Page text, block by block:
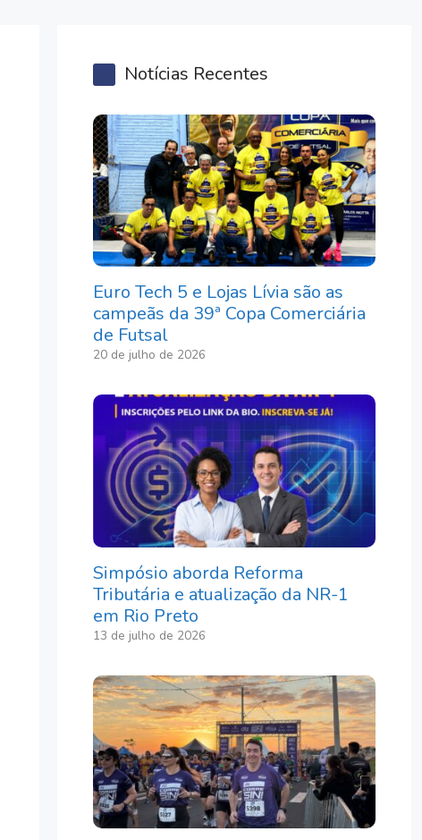
Notícias Recentes
Euro Tech 5 e Lojas Lívia são as
campeãs da 39ª Copa Comerciária
de Futsal
20 de julho de 2026
Simpósio aborda Reforma
Tributária e atualização da NR-1
em Rio Preto
13 de julho de 2026